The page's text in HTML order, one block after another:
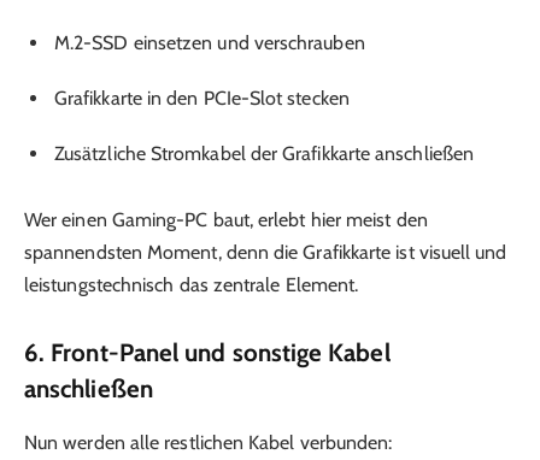
M.2-SSD einsetzen und verschrauben
Grafikkarte in den PCIe-Slot stecken
Zusätzliche Stromkabel der Grafikkarte anschließen
Wer einen Gaming-PC baut, erlebt hier meist den
spannendsten Moment, denn die Grafikkarte ist visuell und
leistungstechnisch das zentrale Element.
6. Front-Panel und sonstige Kabel
anschließen
Nun werden alle restlichen Kabel verbunden: